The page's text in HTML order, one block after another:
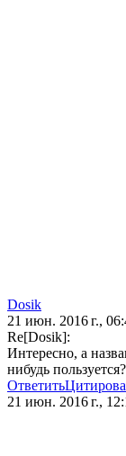
Dosik
21 июн. 2016 г.,
Re[Dosik]:
Интересно, а
нибудь пользуется?
Ответить
21 июн. 2016 г.,